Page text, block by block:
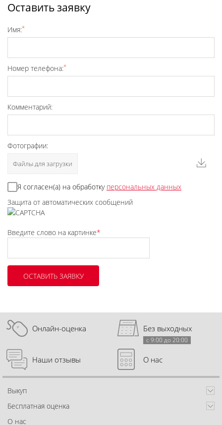
Оставить заявку
Имя:*
Номер телефона:*
Комментарий:
Фотографии:
Файлы для загрузки
Я согласен(а) на обработку персональных данных
Защита от автоматических сообщений
Введите слово на картинке*
Онлайн-оценка Без выходных
с 9:00 до 20:00
Наши отзывы О нас
Выкуп
Бесплатная оценка
О нас